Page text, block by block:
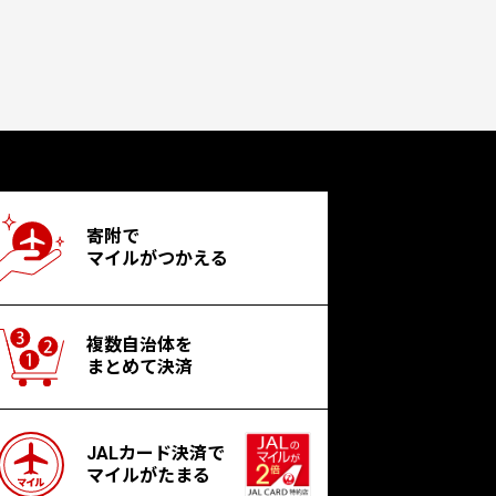
寄附で
マイルがつかえる
複数自治体を
まとめて決済
JALカード決済で
マイルがたまる